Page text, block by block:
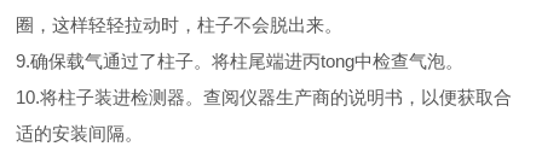
圈，这样轻轻拉动时，柱子不会脱出来。
9.确保载气通过了柱子。将柱尾端进丙tong中检查气泡。
10.将柱子装进检测器。查阅仪器生产商的说明书，以便获取合
适的安装间隔。